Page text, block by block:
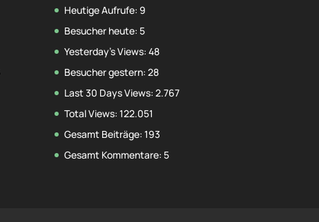
Heutige Aufrufe: 9
Besucher heute: 5
Yesterday's Views: 48
Besucher gestern: 28
Last 30 Days Views: 2.767
Total Views: 122.051
Gesamt Beiträge: 193
Gesamt Kommentare: 5